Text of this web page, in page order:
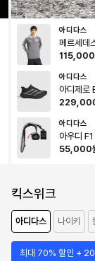
아디다스
메르세데
레이 /
115,000
아디다스
아디제로
아디다스
아우디
55,000
킥스위크
아디다스 나이키
최대 70% 할인 +